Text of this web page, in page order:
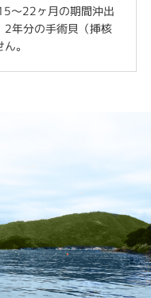
～22ヶ月の期間沖出
2年分の手術貝（挿核
。